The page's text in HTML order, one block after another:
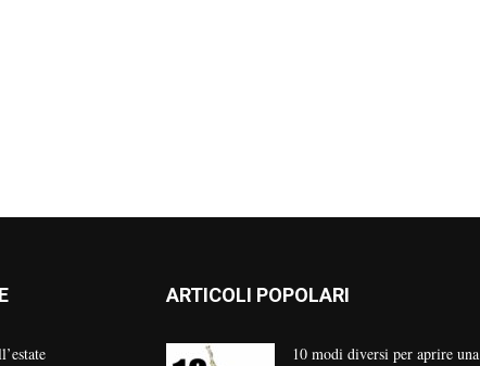
ARTICOLI POPOLARI
10 modi diversi per aprire una